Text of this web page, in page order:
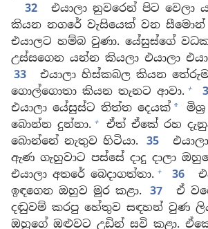
32
එයාලා නුවරෙන් පිට වෙලා
කියන නගරේ වැසියෙක් වන
එයාලට හම්බ වුණා. යේසුස්ගේ
උස්සගෙන යන්න කියලා එයාලා
33
එයාලා හිස්කබල කියන
ගොල්ගොතා කියන තැනට ආවා. +
එයාලා යේසුස්ට තිත්ත දෙයක් *
බොන්න දුන්නා. +
ඒත් ඒකේ රහ
බොන්නේ නැතුව හිටියා.
35
ඇණ ගැහුවාට පස්සේ දාදු දාලා
එයාලා අතරේ බෙදාගත්තා. + 36
ඉඳගෙන ඔහුව මුර කළා.
37
ඒ
දඬුවම් කරපු හේතුව සඳහන් වුණ
ඔහුගේ ඔළුවට උඩින් සවි කළා.